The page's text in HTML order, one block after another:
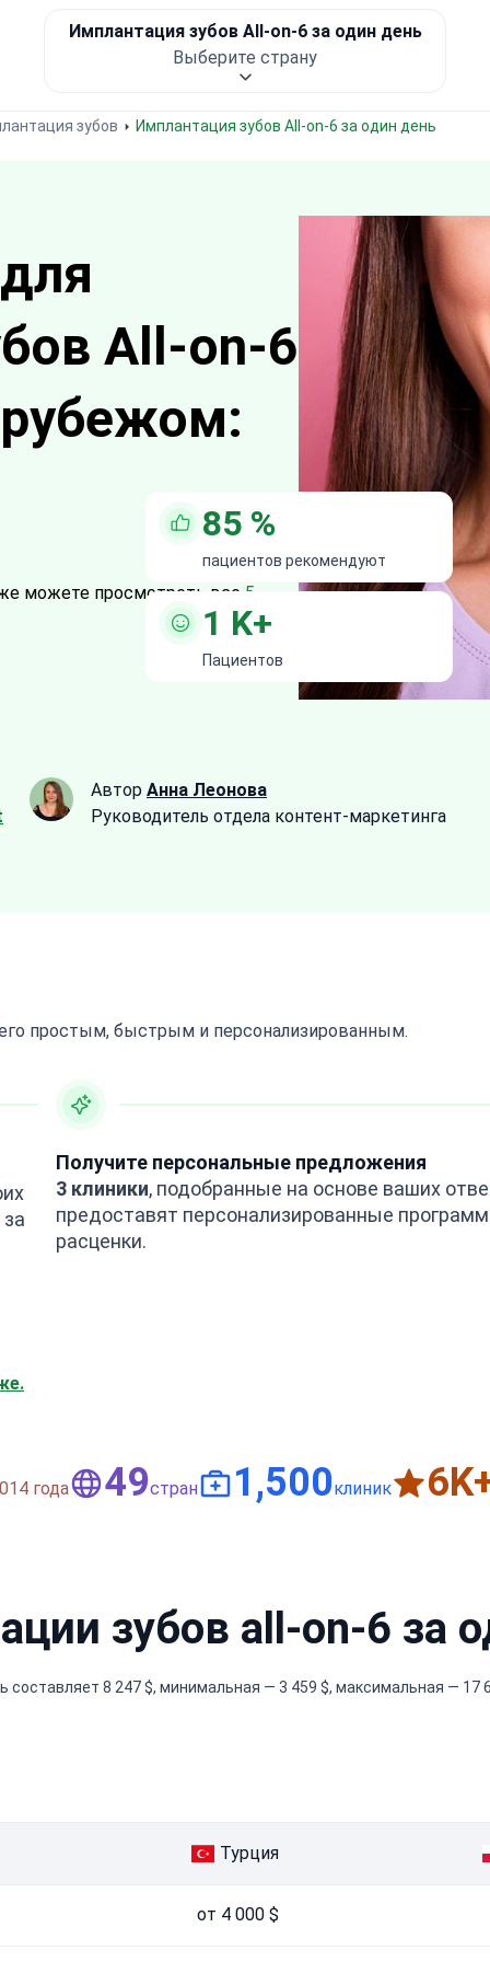
зубов Имплантация зубов All-on-6 за один день
Имплантация зубов All-on-6 за один день
Выберите страну
All-on-6
можете просмотреть все 5
85 %
пациентов рекомендуют
1 K+
Пациентов
Автор Анна Леонова
Руководитель отдела контент-маркетинга
простым, быстрым и персонализированным.
Получите персональные предложения
3 клиники, подобранные на основе ваших
предоставят персонализированные
расценки.
года 50стран 1,500клиник 6
зубов all-on-6 за
8 247 $, минимальная — 3 459 $, максимальная — 17
Турция
от 4 000 $